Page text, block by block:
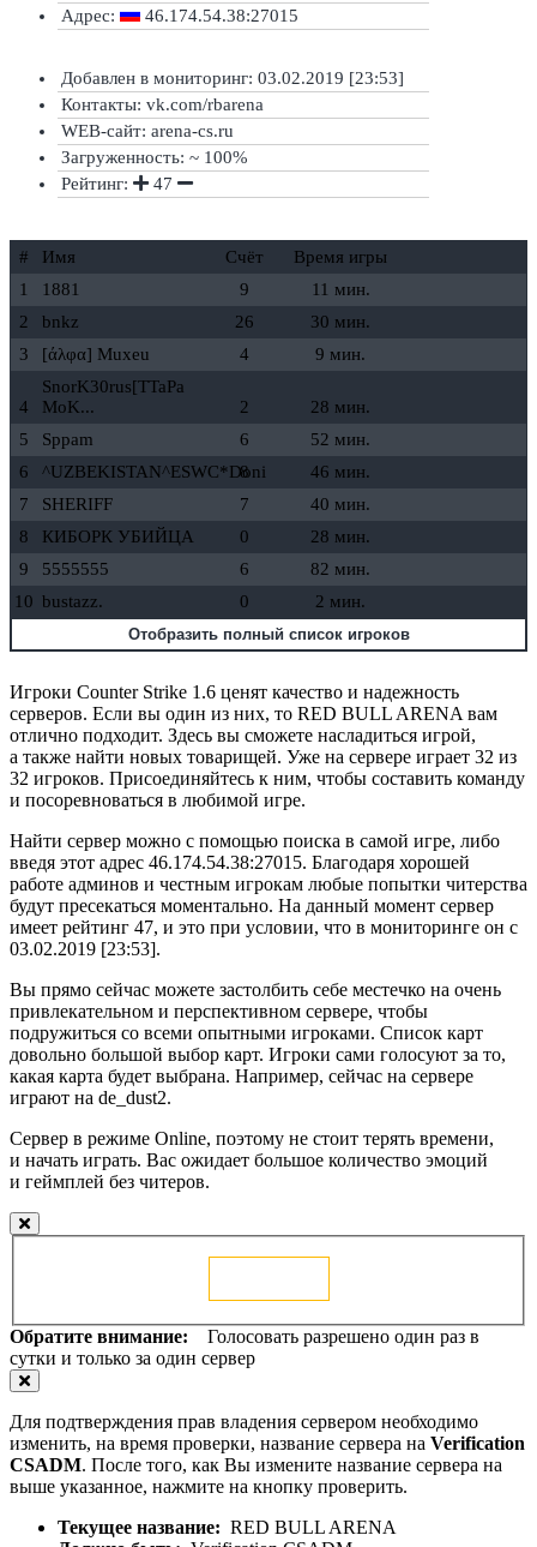
Адрес:
46.174.54.38:27015
Добавлен в мониторинг: 03.02.2019 [23:53]
Контакты: vk.com/rbarena
WEB-сайт: arena-cs.ru
Загруженность: ~ 100%
Рейтинг:
47
# Имя Счёт
Время игры
1
1881 9
11 мин.
2
bnkz 26
30 мин.
3
[άλφα] Muxeu 4 9 мин.
4
SnorK30rus[TTaPa
MoK...
2
28 мин.
5
Sppam 6
52 мин.
6
^UZBEKISTAN^ESWC*Doni
8
46 мин.
7
SHERIFF 7
40 мин.
8
КИБОРК УБИЙЦА 0
28 мин.
9
5555555 6
82 мин.
10 bustazz. 0 2 мин.
Отобразить полный список игроков
Игроки Counter Strike 1.6 ценят качество и надежность
серверов. Если вы один из них, то RED BULL ARENA вам
отлично подходит. Здесь вы сможете насладиться игрой,
а также найти новых товарищей. Уже на сервере играет 32 из
32 игроков. Присоединяйтесь к ним, чтобы составить команду
и посоревноваться в любимой игре.
Найти сервер можно с помощью поиска в самой игре, либо
введя этот адрес 46.174.54.38:27015. Благодаря хорошей
работе админов и честным игрокам любые попытки читерства
будут пресекаться моментально. На данный момент сервер
имеет рейтинг 47, и это при условии, что в мониторинге он с
03.02.2019 [23:53].
Вы прямо сейчас можете застолбить себе местечко на очень
привлекательном и перспективном сервере, чтобы
подружиться со всеми опытными игроками. Список карт
довольно большой выбор карт. Игроки сами голосуют за то,
какая карта будет выбрана. Например, сейчас на сервере
играют на de_dust2.
Сервер в режиме Online, поэтому не стоит терять времени,
и начать играть. Вас ожидает большое количество эмоций
и геймплей без читеров.
Обратите внимание: Голосовать разрешено один раз в
сутки и только за один сервер
Для подтверждения прав владения сервером необходимо
изменить, на время проверки, название сервера на Verification
CSADM. После того, как Вы измените название сервера на
выше указанное, нажмите на кнопку проверить.
Текущее название: RED BULL ARENA